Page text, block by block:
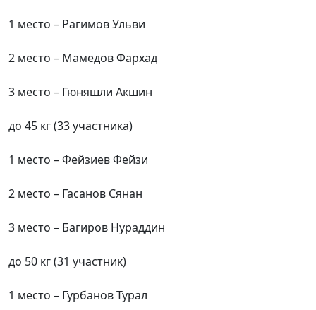
1 место – Рагимов Ульви
2 место – Мамедов Фархад
3 место – Гюняшли Акшин
до 45 кг (33 участника)
1 место – Фейзиев Фейзи
2 место – Гасанов Сянан
3 место – Багиров Нураддин
до 50 кг (31 участник)
1 место – Гурбанов Турал